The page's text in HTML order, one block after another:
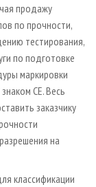
продажу
по прочности,
тестирования,
по подготовке
маркировки
СЕ. Весь
заказчику
на
классификации